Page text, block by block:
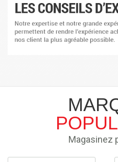
Magasinez